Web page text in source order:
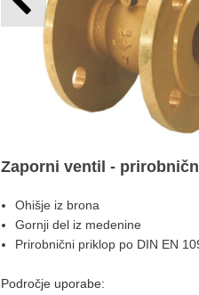
Zaporni ventil -
Ohišje iz brona
Gornji del iz medenine
Prirobnični priklop po DIN EN
Področje uporabe: